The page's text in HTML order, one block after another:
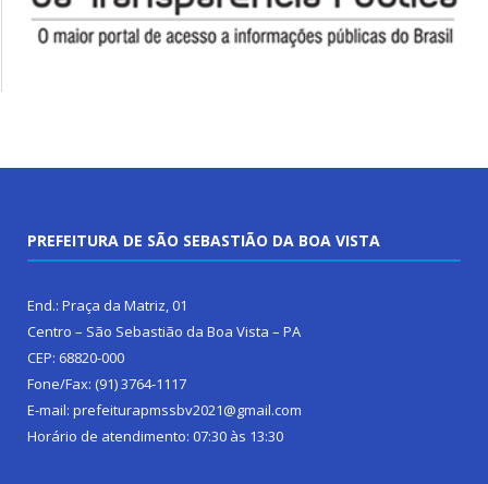
PREFEITURA DE SÃO SEBASTIÃO DA BOA VISTA
End.: Praça da Matriz, 01
Centro – São Sebastião da Boa Vista – PA
CEP: 68820-000
Fone/Fax: (91) 3764-1117
E-mail: prefeiturapmssbv2021@gmail.com
Horário de atendimento: 07:30 às 13:30